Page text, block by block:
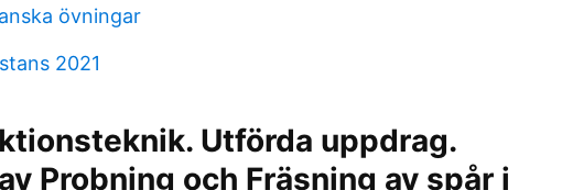
övningar
2021
Utförda uppdrag.
Probning och Fräsning av spår i